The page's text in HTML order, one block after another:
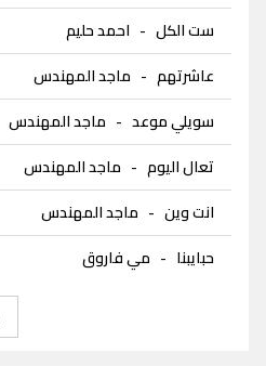
ست الكل - احمد حليم
عاشرتهم - ماجد المهندس
سويلي موعد - ماجد المهندس
تعال اليوم - ماجد المهندس
انت وين - ماجد المهندس
حبايبنا - مي فاروق